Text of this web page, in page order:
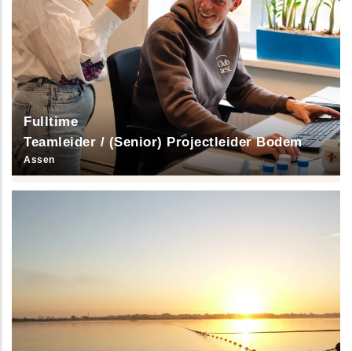
Fulltime
Teamleider / (Senior) Projectleider Bodem
Assen